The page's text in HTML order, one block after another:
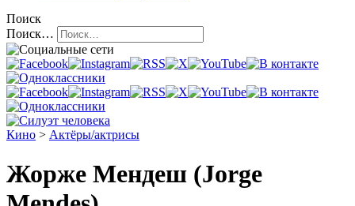
Поиск
Поиск…
Кино > Актёры/актрисы
Жорже Мендеш (Jorge